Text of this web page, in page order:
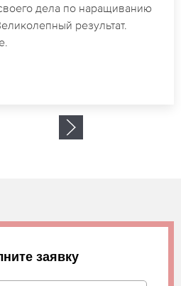
дела по наращиванию
результат.
заявку